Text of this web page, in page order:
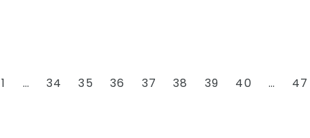
1 … 34 35 36 37 38 39 40 … 47